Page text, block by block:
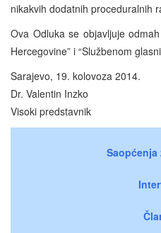
nikakvih dodatnih proceduralnih
Ova Odluka se objavljuje
Hercegovine” i “Službenom
Sarajevo, 19. kolovoza 2014.
Dr. Valentin Inzko
Visoki predstavnik